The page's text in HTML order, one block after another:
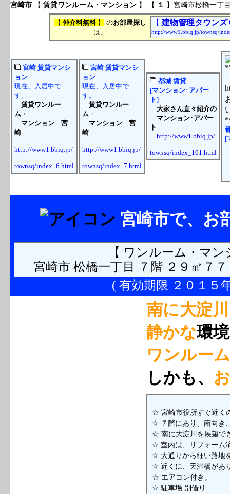
宮崎市 【 賃貸ワンルーム・マンション 】 【 １ 】宮崎市松橋一丁
【 仲介料無料】 のお部屋探し
は、
【 建物管理タウン
http://www1.bbiq.jp/townsq/
宮崎 賃貸マンシ
ョン
現在、入居中で
す。
賃貸ワンルー
ム ・
マンション
宮
崎
http://www1.bbiq.jp/
townsq/index_6.html
宮崎 賃貸マンシ
ョン
現在、入居中で
す。
賃貸ワンルー
ム ・
マンション
宮
崎
http://www1.bbiq.jp/
townsq/index_7.html
都城 賃貸
[マンション･ アパー
ト]
大家さん直々紹介の
マンション･アパー
ト
http://www1.bbiq.jp/
townsq/index_101.html
[
宮崎市で、お
【 ワンルーム・マ
宮崎市 松橋一丁目 ７階 ２９㎡７
( 有効期限 ２０１５
南に大淀
静かな環
ワンルー
しかも、
☆ 宮崎市役所すぐ近く
☆ ７階にあり、南向き
☆ 南に大淀川を展望で
☆ 室内は、リフォーム
☆ 大通りから細い路地
☆ 近くに、天満橋があ
☆ エアコン付き。
☆ 駐車場 別借り